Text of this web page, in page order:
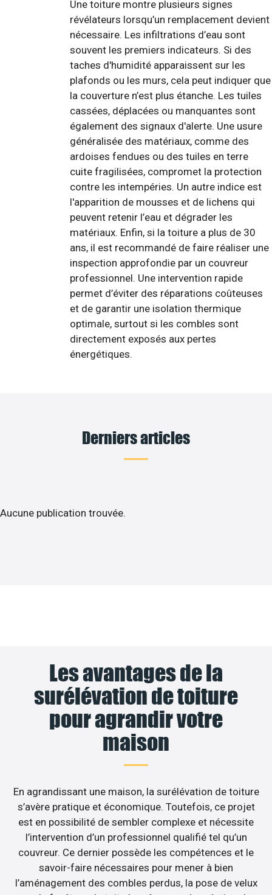
Une toiture montre plusieurs signes
révélateurs lorsqu’un remplacement devient
nécessaire. Les infiltrations d’eau sont
souvent les premiers indicateurs. Si des
taches d'humidité apparaissent sur les
plafonds ou les murs, cela peut indiquer que
la couverture n’est plus étanche. Les tuiles
cassées, déplacées ou manquantes sont
également des signaux d'alerte. Une usure
généralisée des matériaux, comme des
ardoises fendues ou des tuiles en terre
cuite fragilisées, compromet la protection
contre les intempéries. Un autre indice est
l'apparition de mousses et de lichens qui
peuvent retenir l’eau et dégrader les
matériaux. Enfin, si la toiture a plus de 30
ans, il est recommandé de faire réaliser une
inspection approfondie par un couvreur
professionnel. Une intervention rapide
permet d’éviter des réparations coûteuses
et de garantir une isolation thermique
optimale, surtout si les combles sont
directement exposés aux pertes
énergétiques.
Derniers articles
Aucune publication trouvée.
Les avantages de la
surélévation de toiture
pour agrandir votre
maison
En agrandissant une maison, la surélévation de toiture
s’avère pratique et économique. Toutefois, ce projet
est en possibilité de sembler complexe et nécessite
l’intervention d’un professionnel qualifié tel qu’un
couvreur. Ce dernier possède les compétences et le
savoir-faire nécessaires pour mener à bien
l’aménagement des combles perdus, la pose de velux